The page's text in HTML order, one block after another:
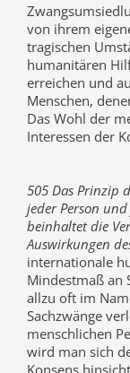
von ihrem
tragischen
humanitären
erreichen und
Menschen,
Das Wohl der
Interessen der
505 Das Prinzip
jeder Person
beinhaltet die
Auswirkungen
internationale
Mindestmaß an
allzu oft im
Sachzwänge
menschlichen
wird man sich
Konsens